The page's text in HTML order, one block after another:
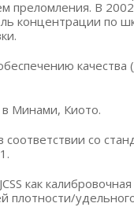
преломления. В
концентрации по
качества
Минами, Киото.
со
как
плотности/